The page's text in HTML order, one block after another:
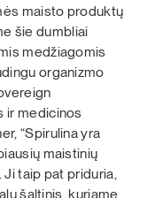
maisto produktų
šie dumbliai
medžiagomis
organizmo
ir medicinos
“Spirulina yra
maistinių
taip pat priduria,
šaltinis, kuriame